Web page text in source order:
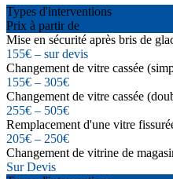
Types d'interventions
Prix à partir de
Mise en sécurité après bris de
155€ – sur devis
Changement de vitre cassée
155€ – 305€
Changement de vitre cassée
255€ – 505€
Remplacement d'une vitre
205€ – 250€
Changement de vitrine de
Sur Devis